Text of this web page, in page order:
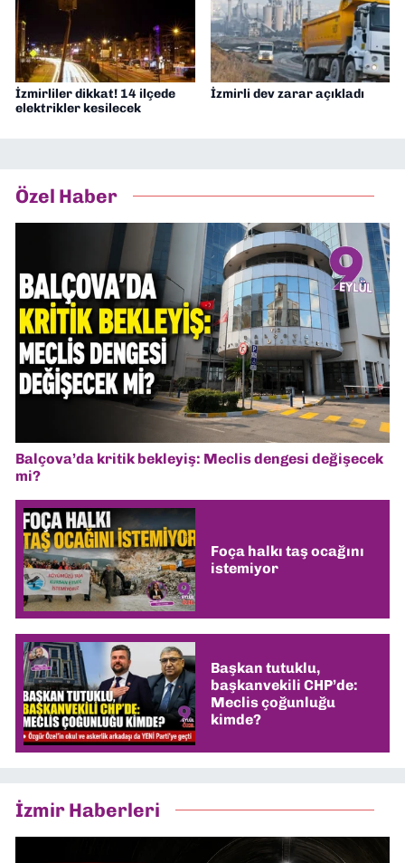
İzmirliler dikkat! 14 ilçede
elektrikler kesilecek
İzmirli dev zarar açıkladı
Özel Haber
Balçova’da kritik bekleyiş: Meclis dengesi değişecek
mi?
Foça halkı taş ocağını
istemiyor
Başkan tutuklu,
başkanvekili CHP’de:
Meclis çoğunluğu
kimde?
İzmir Haberleri